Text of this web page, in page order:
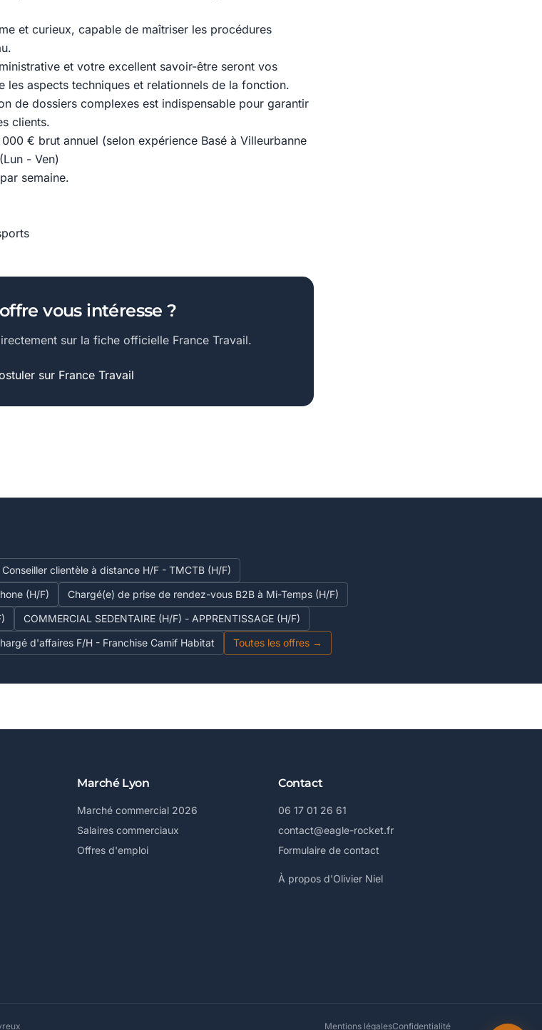
et curieux, capable de maîtriser les procédures
et votre excellent savoir-être seront vos
les aspects techniques et relationnels de la fonction.
de dossiers complexes est indispensable pour garantir
clients.
€ brut annuel (selon expérience Basé à Villeurbanne
- Ven)
semaine.
vous intéresse ?
sur la fiche officielle France Travail.
sur France Travail
Conseiller clientèle à distance H/F - TMCTB (H/F)
(H/F)
Chargé(e) de prise de rendez-vous B2B à Mi-Temps (H/F)
COMMERCIAL SEDENTAIRE (H/F) - APPRENTISSAGE (H/F)
d'affaires F/H - Franchise Camif Habitat Toutes les offres →
Marché Lyon
Marché commercial 2026
Salaires commerciaux
Offres d'emploi
Contact
06 17 01 26 61
contact@eagle-rocket.fr
Formulaire de contact
À propos d'Olivier Niel
Mentions légalesConfidentialité